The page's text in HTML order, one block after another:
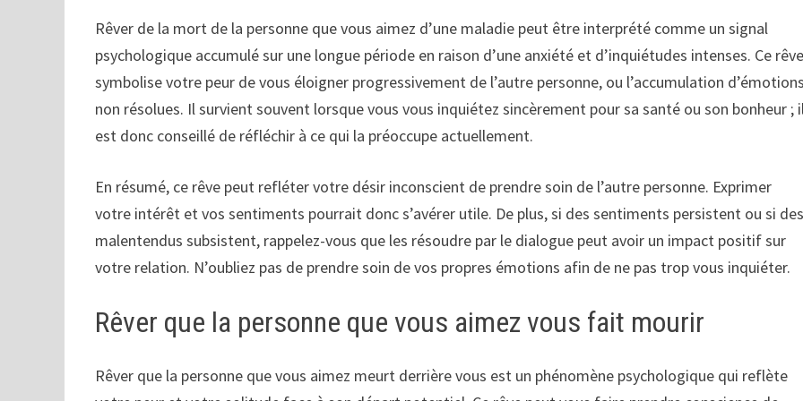
Rêver de la mort de la personne que vous aimez d’une maladie peut être interprété comme un signal
psychologique accumulé sur une longue période en raison d’une anxiété et d’inquiétudes intenses. Ce rêve
symbolise votre peur de vous éloigner progressivement de l’autre personne, ou l’accumulation d’émotions
non résolues. Il survient souvent lorsque vous vous inquiétez sincèrement pour sa santé ou son bonheur ;
est donc conseillé de réfléchir à ce qui la préoccupe actuellement.
En résumé, ce rêve peut refléter votre désir inconscient de prendre soin de l’autre personne. Exprimer
votre intérêt et vos sentiments pourrait donc s’avérer utile. De plus, si des sentiments persistent ou si des
malentendus subsistent, rappelez-vous que les résoudre par le dialogue peut avoir un impact positif sur
votre relation. N’oubliez pas de prendre soin de vos propres émotions afin de ne pas trop vous inquiéter.
Rêver que la personne que vous aimez vous fait mourir
Rêver que la personne que vous aimez meurt derrière vous est un phénomène psychologique qui reflète